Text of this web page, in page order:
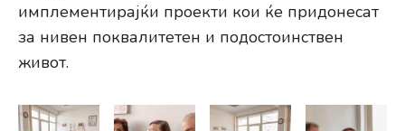
имплементирајќи проекти кои ќе придонесат
за нивен поквалитетен и подостоинствен
живот.